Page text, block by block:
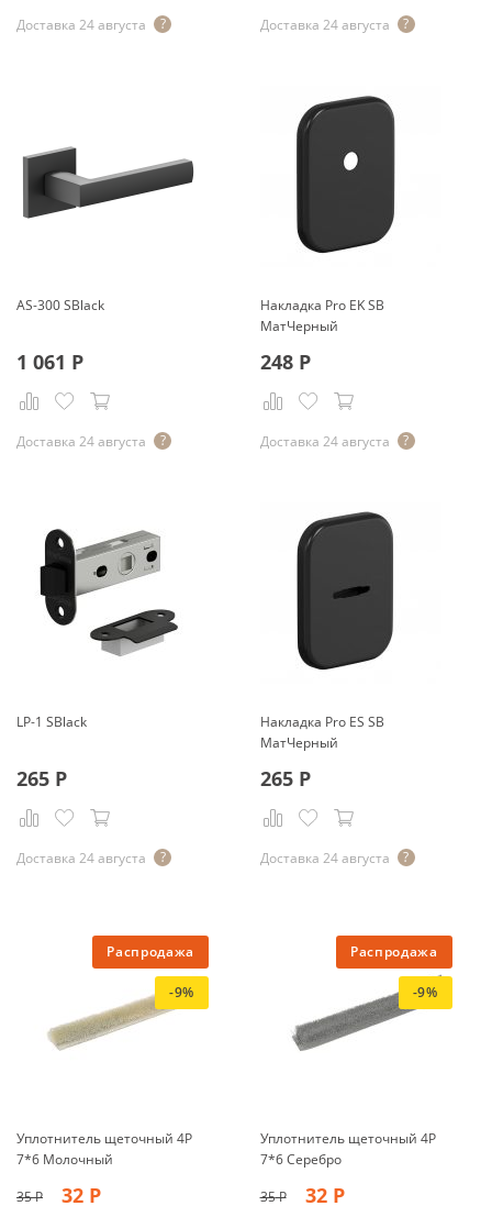
Доставка 24 августа Доставка 24 августа
AS-300 SBlack
1 061 Р
Доставка 24 августа
Накладка Pro EK SB
МатЧерный
248Р
Доставка 24 августа
LP-1 SBlack
265 Р
Доставка 24 августа
Накладка Pro ES SB
МатЧерный
265Р
Доставка 24 августа
Распродажа
-9%
Уплотнитель щеточный 4Р
7*6 Молочный
35Р 32 Р
Распродажа
-9%
Уплотнитель щеточный 4Р
7*6 Серебро
35Р 32Р